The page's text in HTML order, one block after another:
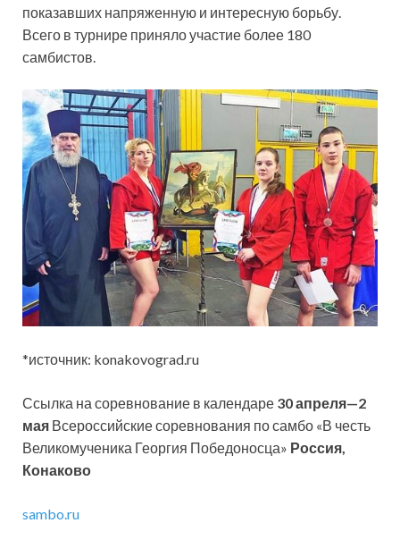
показавших напряженную и интересную борьбу.
Всего в турнире приняло участие более 180
самбистов.
*источник: konakovograd.ru
Ссылка на соревнование в календаре 30 апреля—2
мая Всероссийские соревнования по самбо «В честь
Великомученика Георгия Победоносца» Россия,
Конаково
sambo.ru